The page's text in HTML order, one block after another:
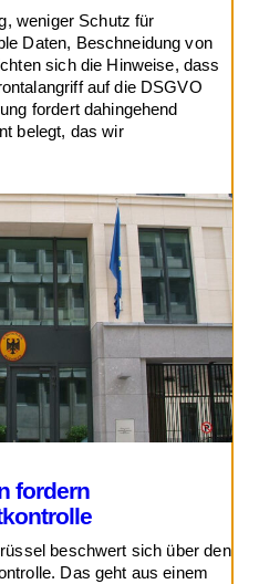
weniger Schutz für
Daten, Beschneidung von
sich die Hinweise, dass
auf die DSGVO
fordert dahingehend
belegt, das wir
fordern
beschwert sich über den
Das geht aus einem